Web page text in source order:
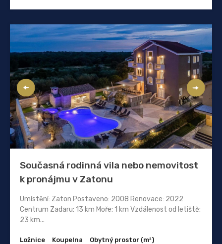
Současná rodinná vila nebo nemovitost
k pronájmu v Zatonu
Umístění: Zaton Postaveno: 2008 Renovace: 2022
Centrum Zadaru: 13 km Moře: 1 km Vzdálenost od letiště:
23 km...
Ložnice
Koupelna
Obytný prostor (m²)